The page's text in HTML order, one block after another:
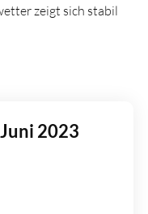
zeigt sich stabil
2023